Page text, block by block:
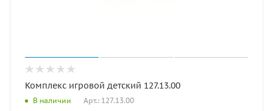
Комплекс игровой детский 127.13.00
В наличии Арт.: 127.13.00